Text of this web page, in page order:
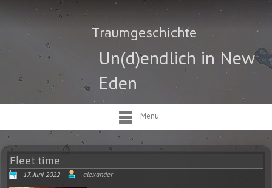
Traumgeschichte
Un(d)endlich in New
Eden
Menu
Fleet time
17. Juni 2022 alexander